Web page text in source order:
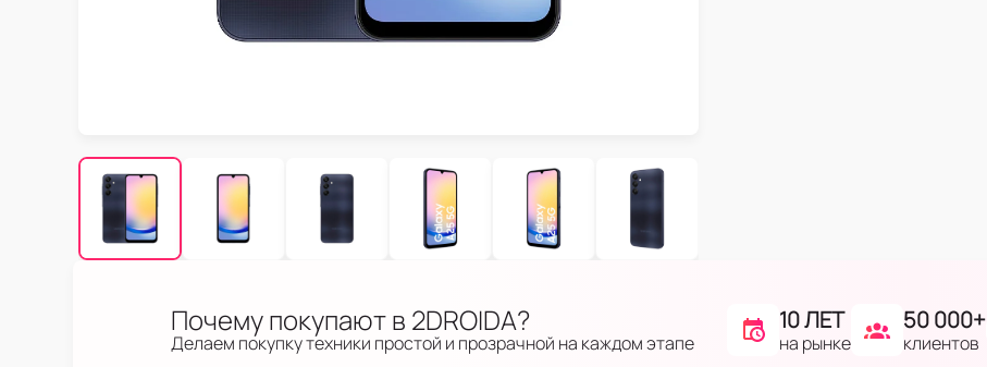
Почему покупают в 2DROIDA?
Делаем покупку техники простой и прозрачной на каждом этапе
10 ЛЕТ
на рынке
50 000+
клиентов